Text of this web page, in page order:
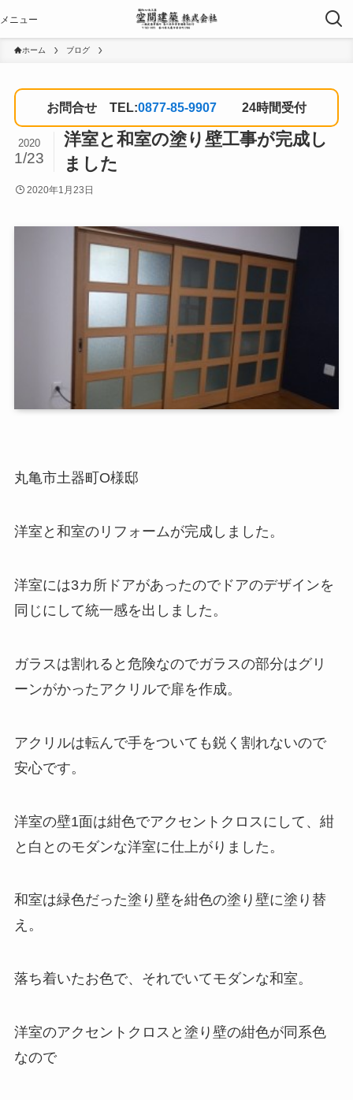
ホーム ブログ
お問合せ TEL:0877-85-9907 24時間受付
洋室と和室の塗り壁工事が完成し
ました
2020
1/23
2020年1月23日
丸亀市土器町O様邸
洋室と和室のリフォームが完成しました。
洋室には3カ所ドアがあったのでドアのデザインを
同じにして統一感を出しました。
ガラスは割れると危険なのでガラスの部分はグリ
ーンがかったアクリルで扉を作成。
アクリルは転んで手をついても鋭く割れないので
安心です。
洋室の壁1面は紺色でアクセントクロスにして、紺
と白とのモダンな洋室に仕上がりました。
和室は緑色だった塗り壁を紺色の塗り壁に塗り替
え。
落ち着いたお色で、それでいてモダンな和室。
洋室のアクセントクロスと塗り壁の紺色が同系色
なので